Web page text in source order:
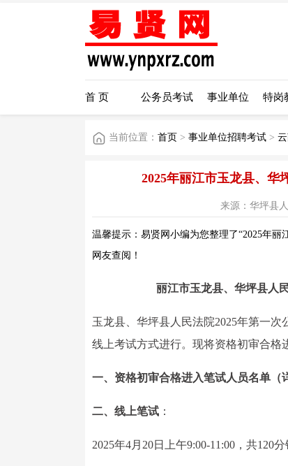
首 页 公务员考试 事业单位 特岗
当前位置： 首页 > 事业单位招聘考试 >
2025年丽江市玉龙县、华
来源：华坪县
温馨提示：易贤网小编为您整理了“2025年
网友查阅！
丽江市玉龙县、华坪县人
玉龙县、华坪县人民法院2025年第一
线上考试方式进行。现将资格初审合格
一、资格初审合格进入笔试人员名单（
二、线上笔试 ：
2025年4月20日上午9:00-11:00，共120